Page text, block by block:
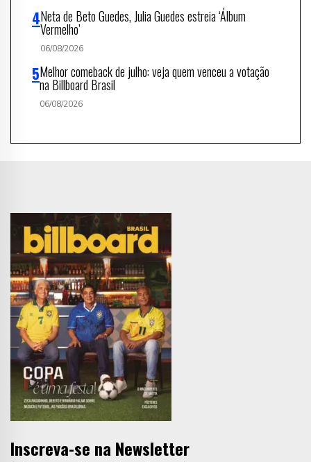
Neta de Beto Guedes, Julia Guedes estreia ‘Álbum
Vermelho’
06/08/2026
Melhor comeback de julho: veja quem venceu a votação
na Billboard Brasil
06/08/2026
Inscreva-se na Newsletter